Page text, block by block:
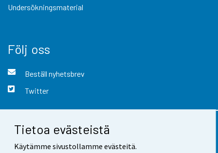
Tietoa evästeistä
Käytämme sivustollamme evästeitä.
Undersökningsmaterial
Följ oss
Beställ nyhetsbrev
Twitter
Kontaktinformation